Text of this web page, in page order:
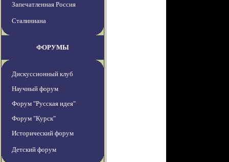
Запечатленная Россия
Сталиниана
ФОРУМЫ
Дискуссионный клуб
Научный форум
Форум "Русская идея"
Форум "Курск"
Исторический форум
Детский форум